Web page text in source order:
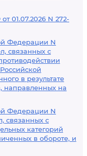
01.07.2026 N 272-
Федерации N
связанных с
в результате
направленных на
Федерации N
связанных с
категорий
в обороте, и